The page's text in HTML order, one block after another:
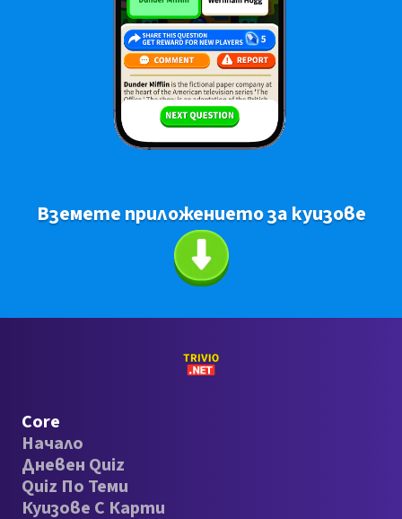
Вземете приложението за куизове
Core
Начало
Дневен Quiz
Quiz По Теми
Куизове С Карти